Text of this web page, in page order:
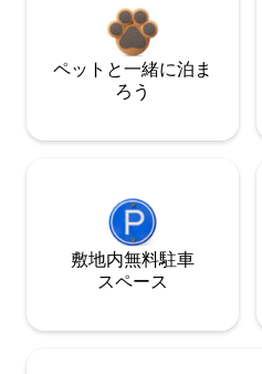
ペットと一緒に泊ま
ろう
敷地内無料駐⁠車
ス⁠ペ⁠ー⁠ス